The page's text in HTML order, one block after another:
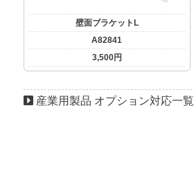
壁面ブラケットL
A82841
3,500円
産業用製品 オプション対応一覧